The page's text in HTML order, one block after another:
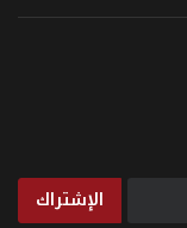
الإشتراك